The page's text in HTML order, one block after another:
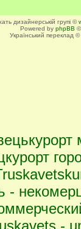
дизайнерській групі ©
Powered by phpBB
Український переклад